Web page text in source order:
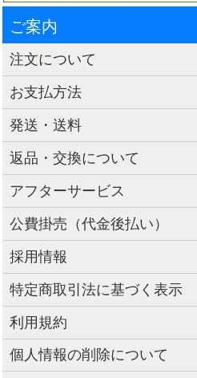
ご案内
注文について
お支払方法
発送・送料
返品・交換について
アフターサービス
公費掛売（代金後払い）
採用情報
特定商取引法に基づく表示
利用規約
個人情報の削除について